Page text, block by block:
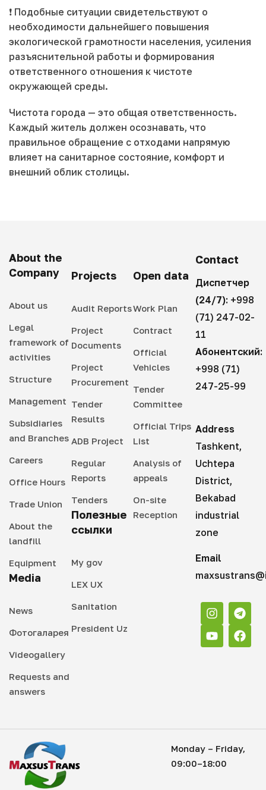
❗ Подобные ситуации свидетельствуют о
необходимости дальнейшего повышения
экологической грамотности населения, усиления
разъяснительной работы и формирования
ответственного отношения к чистоте
окружающей среды.
Чистота города — это общая ответственность.
Каждый житель должен осознавать, что
правильное обращение с отходами напрямую
влияет на санитарное состояние, комфорт и
внешний облик столицы.
About the
Company
About us
Legal
framework of
activities
Structure
Management
Subsidiaries
and Branches
Careers
Office Hours
Trade Union
About the
landfill
Equipment
Media
News
Фотогаларея
Videogallery
Requests and
answers
Projects
Audit Reports
Project
Documents
Project
Procurement
Tender
Results
ADB Project
Regular
Reports
Tenders
Полезные
ссылки
My gov
LEX UX
Sanitation
President Uz
Open data
Work Plan
Contract
Official
Vehicles
Tender
Committee
Official Trips
List
Analysis of
appeals
On-site
Reception
Contact
Диспетчер
(24/7): +998
(71) 247-02-
11
Абонентский:
+998 (71)
247-25-99
Address
Tashkent,
Uchtepa
District,
Bekabad
industrial
zone
Email
Monday – Friday,
09:00–18:00